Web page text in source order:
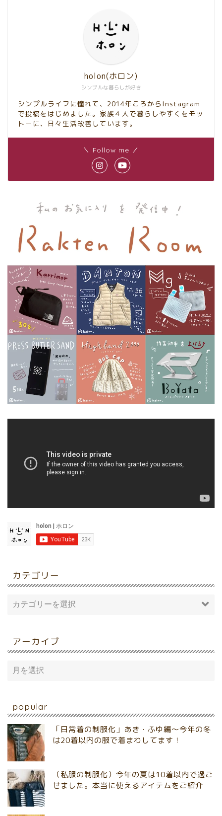
シンプルな暮らしが好き
holon(ホロン)
シンプルライフに憧れて、2014年ころからInstagram
で投稿をはじめました。家族４人で暮らしやすくをモッ
トーに、日々生活改善しています。
＼ Follow me ／
カテゴリー
アーカイブ
popular
「日常着の制服化」あき・ふゆ編～今年の冬
は20着以内の服で着まわしてます！
（私服の制服化）今年の夏は10着以内で過ご
せました。本当に使えるアイテムをご紹介